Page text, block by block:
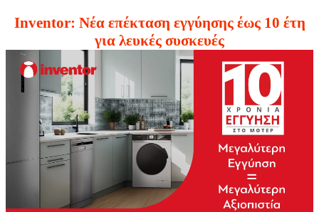
Inventor: Νέα επέκταση εγγύησης έως 10 έτη
για λευκές συσκευές